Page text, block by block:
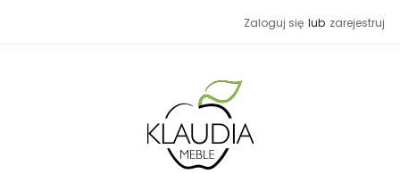
Zaloguj się lub zarejestruj